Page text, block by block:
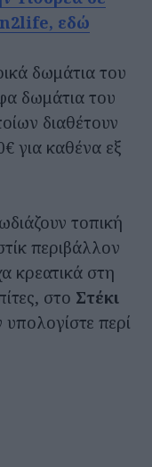
εδώ
δωμάτια του
δωμάτια του
διαθέτουν
για καθένα εξ
τοπική
περιβάλλον
κρεατικά στη
στο Στέκι
περί